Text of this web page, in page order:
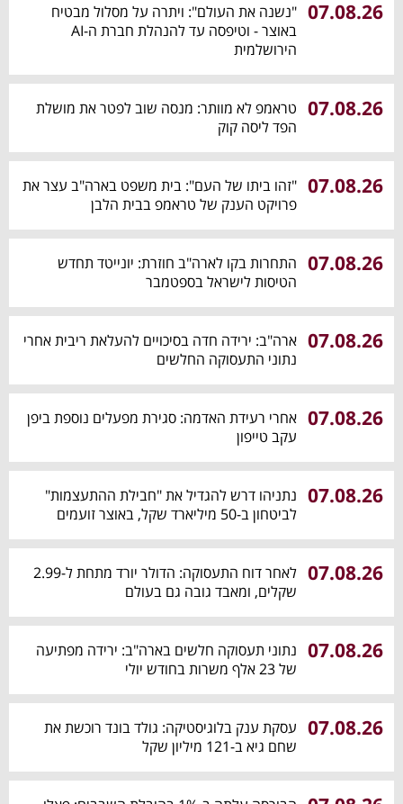
07.08.26 "נשנה את העולם": ויתרה על מסלול מבטיח
באוצר - וטיפסה עד להנהלת חברת ה-AI
הירושלמית
07.08.26 טראמפ לא מוותר: מנסה שוב לפטר את מושלת
הפד ליסה קוק
07.08.26 "זהו ביתו של העם": בית משפט בארה"ב עצר את
פרויקט הענק של טראמפ בבית הלבן
07.08.26 התחרות בקו לארה"ב חוזרת: יונייטד תחדש
הטיסות לישראל בספטמבר
07.08.26 ארה"ב: ירידה חדה בסיכויים להעלאת ריבית אחרי
נתוני התעסוקה החלשים
07.08.26 אחרי רעידת האדמה: סגירת מפעלים נוספת ביפן
עקב טייפון
07.08.26 נתניהו דרש להגדיל את "חבילת ההתעצמות"
לביטחון ב-50 מיליארד שקל, באוצר זועמים
07.08.26
לאחר דוח התעסוקה: הדולר יורד מתחת ל-2.99
שקלים, ומאבד גובה גם בעולם
07.08.26 נתוני תעסוקה חלשים בארה"ב: ירידה מפתיעה
של 23 אלף משרות בחודש יולי
07.08.26 עסקת ענק בלוגיסטיקה: גולד בונד רוכשת את
שחם גיא ב-121 מיליון שקל